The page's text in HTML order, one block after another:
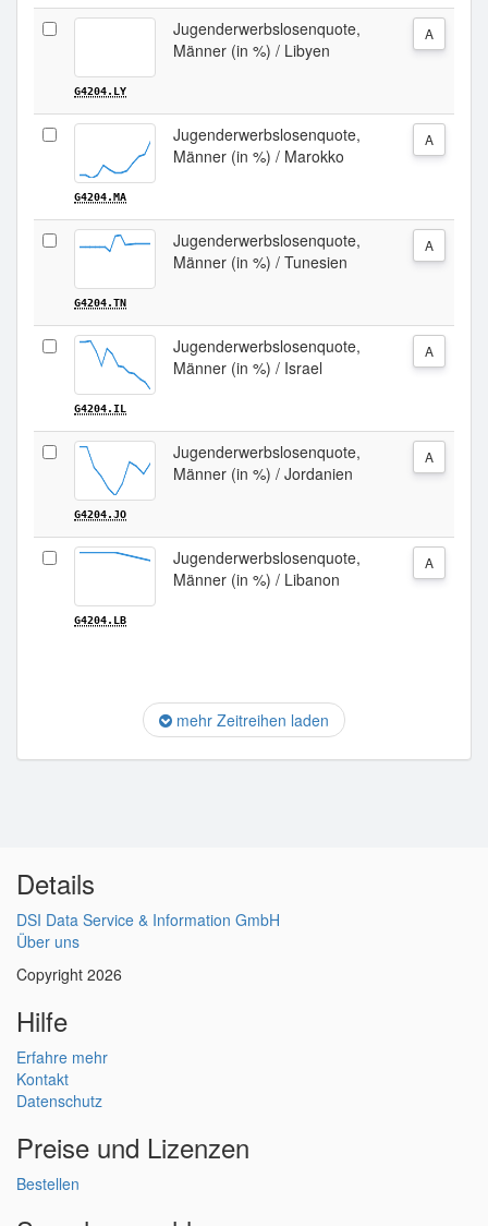
G4204.LY
Jugenderwerbslosenquote,
Männer (in %) / Libyen
A
G4204.MA
Jugenderwerbslosenquote,
Männer (in %) / Marokko
A
G4204.TN
Jugenderwerbslosenquote,
Männer (in %) / Tunesien
A
G4204.IL
Jugenderwerbslosenquote,
Männer (in %) / Israel
A
G4204.JO
Jugenderwerbslosenquote,
Männer (in %) / Jordanien
A
G4204.LB
Jugenderwerbslosenquote,
Männer (in %) / Libanon
A
mehr Zeitreihen laden
Details
DSI Data Service & Information GmbH
Über uns
Copyright 2026
Hilfe
Erfahre mehr
Kontakt
Datenschutz
Preise und Lizenzen
Bestellen